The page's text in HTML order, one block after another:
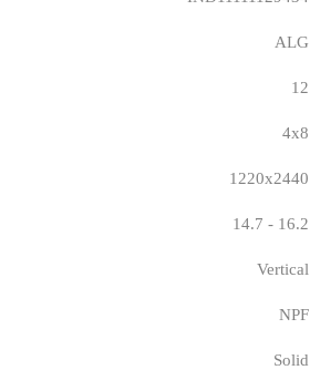
ALG
12
4x8
1220x2440
14.7 - 16.2
Vertical
NPF
Solid